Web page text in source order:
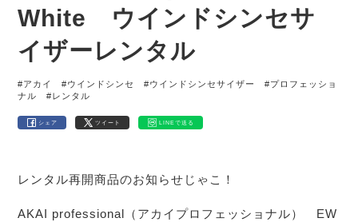
White ウインドシンセサ
イザーレンタル
#アカイ #ウインドシンセ #ウインドシンセサイザー
#プロフェッショ
ナル
#レンタル
シェア ツイート LINEで送る
レンタル再開商品のお知らせじゃこ！
AKAI professional（アカイプロフェッショナル） EW